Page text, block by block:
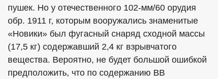
пушек. Но у отечественного 102-мм/60 орудия
обр. 1911 г, которым вооружались знаменитые
«Новики» был фугасный снаряд сходной массы
(17,5 кг) содержавший 2,4 кг взрывчатого
вещества. Вероятно, не будет большой ошибкой
предположить, что по содержанию ВВ